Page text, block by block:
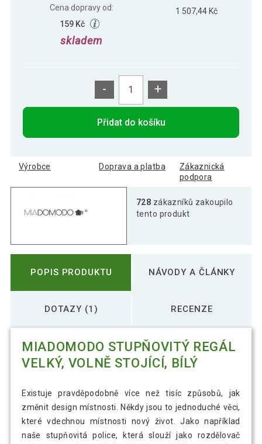
Cena dopravy od:
159 Kč
skladem
1 507,44 Kč
- +
Přidat do košíku
Výrobce Doprava a platba
Zákaznická
podpora
728 zákazníků zakoupilo
tento produkt
POPIS PRODUKTU NÁVODY A ČLÁNKY
DOTAZY (1) RECENZE
MIADOMODO STUPŇOVITÝ REGÁL
VELKÝ, VOLNĚ STOJÍCÍ, BÍLÝ
Existuje pravděpodobně více než tisíc způsobů, jak
změnit design místnosti. Někdy jsou to jednoduché věci,
které vdechnou místnosti nový život. Jako například
naše stupňovitá police, která slouží jako rozdělovač